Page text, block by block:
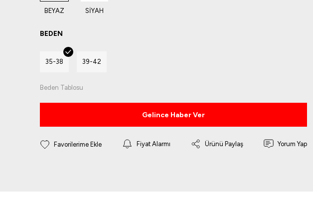
BEDEN
35-38 39-42
Beden Tablosu
Gelince Haber Ver
Fiyat Alarmı Ürünü Paylaş Yorum Yap